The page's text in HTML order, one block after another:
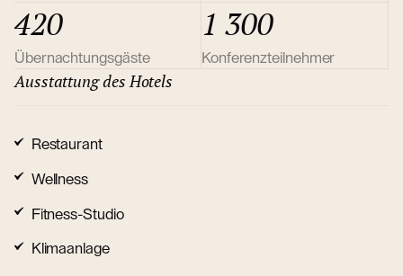
420
Übernachtungsgäste
1 300
Konferenzteilnehmer
Ausstattung des Hotels
Restaurant
Wellness
Fitness-Studio
Klimaanlage